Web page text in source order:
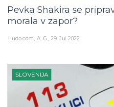
Pevka Shakira se
morala v zapor?
Hudo.com A. G. 29. Jul 2022
SLOVENIJA